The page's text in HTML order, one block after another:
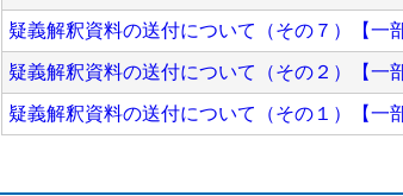
疑義解釈資料の送付について（その７）【一
疑義解釈資料の送付について（その２）【一
疑義解釈資料の送付について（その１）【一